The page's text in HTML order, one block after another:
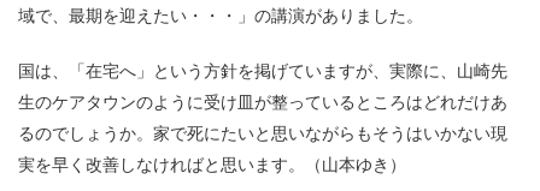
域で、最期を迎えたい・・・」の講演がありました。
国は、「在宅へ」という方針を掲げていますが、実際に、山崎先
生のケアタウンのように受け皿が整っているところはどれだけあ
るのでしょうか。家で死にたいと思いながらもそうはいかない現
実を早く改善しなければと思います。（山本ゆき）